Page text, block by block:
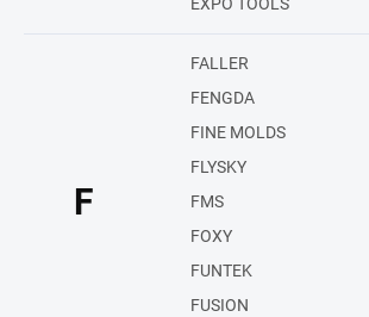
F
FALLER
FENGDA
FINE MOLDS
FLYSKY
FMS
FOXY
FUNTEK
FUSION